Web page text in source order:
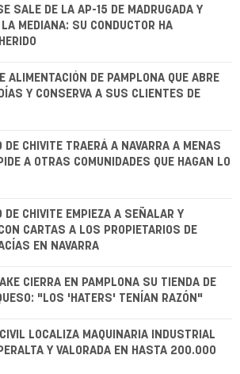
SALE DE LA AP-15 DE MADRUGADA Y
MEDIANA: SU CONDUCTOR HA
ALIMENTACIÓN DE PAMPLONA QUE ABRE
Y CONSERVA A SUS CLIENTES DE
DE CHIVITE TRAERÁ A NAVARRA A MENAS
A OTRAS COMUNIDADES QUE HAGAN LO
DE CHIVITE EMPIEZA A SEÑALAR Y
CARTAS A LOS PROPIETARIOS DE
EN NAVARRA
CIERRA EN PAMPLONA SU TIENDA DE
"LOS 'HATERS' TENÍAN RAZÓN"
LOCALIZA MAQUINARIA INDUSTRIAL
Y VALORADA EN HASTA 200.000